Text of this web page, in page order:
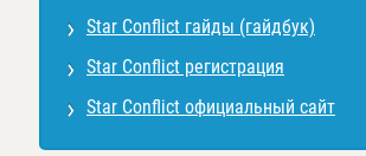
Star Conflict гайды (гайдбук)
Star Conflict регистрация
Star Conflict официальный сайт